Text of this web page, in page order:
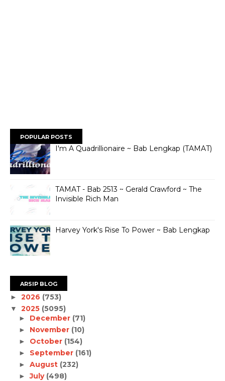
POPULAR POSTS
I'm A Quadrillionaire ~ Bab Lengkap (TAMAT)
TAMAT - Bab 2513 ~ Gerald Crawford ~ The
Invisible Rich Man
Harvey York's Rise To Power ~ Bab Lengkap
ARSIP BLOG
► 2026 (753)
▼ 2025 (5095)
► December (71)
► November (10)
► October (154)
► September (161)
► August (232)
►July (498)